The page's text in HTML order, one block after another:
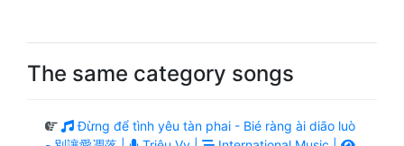
The same category songs
Đừng để tình yêu tàn phai - Bié ràng ài diāo luò